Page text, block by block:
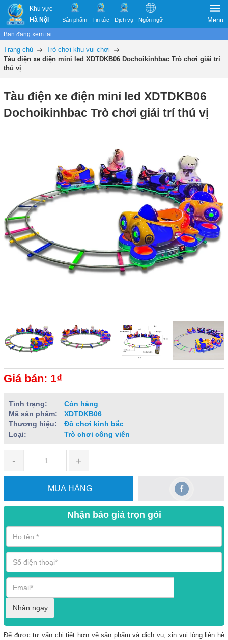
Khu vực
Hà Nội
Sản phẩm Tin tức Dịch vụ Ngôn ngữ Menu
Bạn đang xem tại
Trang chủ
Trò chơi khu vui chơi
Tàu điện xe điện mini led XDTDKB06 Dochoikinhbac Trò chơi giải trí
thú vị
Tàu điện xe điện mini led XDTDKB06
Dochoikinhbac Trò chơi giải trí thú vị
Giá bán: 1₫
Tình trạng:
Còn hàng
Mã sản phẩm:
XDTDKB06
Thương hiệu:
Đồ chơi kinh bắc
Loại:
Trò chơi công viên
- +
MUA HÀNG
Nhận báo giá trọn gói
Nhận ngay
Để được tư vấn chi tiết hơn về sản phẩm và dịch vụ, xin vui lòng liên hệ